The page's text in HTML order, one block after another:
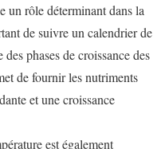
un rôle déterminant dans la
de suivre un calendrier de
phases de croissance des
de fournir les nutriments
et une croissance
est également